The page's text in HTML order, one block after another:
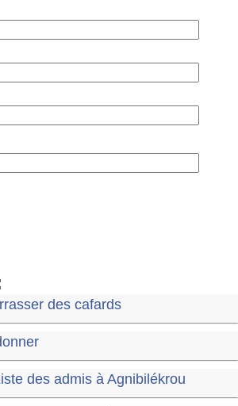
des cafards
des admis à Agnibilékrou